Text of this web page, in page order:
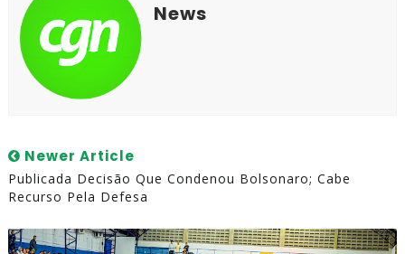
News
Newer Article
Publicada Decisão Que Condenou Bolsonaro; Cabe
Recurso Pela Defesa